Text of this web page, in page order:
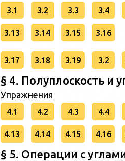
3.1 3.2 3.3 3.4
3.13 3.14 3.15 3.16
3.17 3.18 3.19 3.2
§ 4. Полуплоскость и
Упражнения
4.1 4.2 4.3 4.4
4.13 4.14 4.15 4.16
§ 5. Операции с